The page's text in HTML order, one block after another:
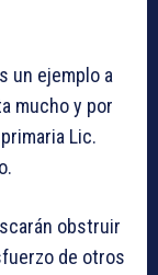
un ejemplo a
mucho y por
Lic.
obstruir
de otros